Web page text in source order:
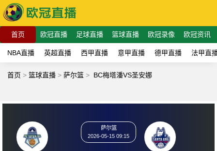
首页 欧冠直播 足球直播 篮球直播 欧冠录像 欧冠资讯
NBA直播 英超直播 西甲直播 意甲直播 德甲直播 法甲直
首页 > 篮球直播 > 萨尔篮 > BC梅塔潘VS圣安娜